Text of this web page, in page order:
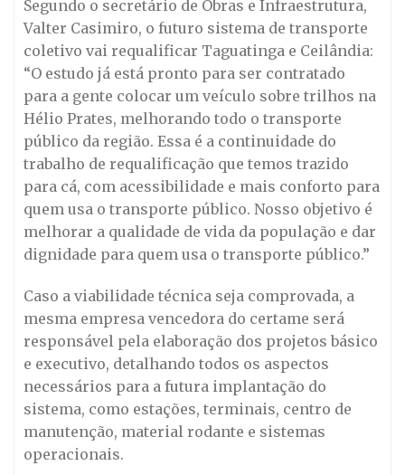
Segundo o secretário de Obras e Infraestrutura,
Valter Casimiro, o futuro sistema de transporte
coletivo vai requalificar Taguatinga e Ceilândia:
“O estudo já está pronto para ser contratado
para a gente colocar um veículo sobre trilhos na
Hélio Prates, melhorando todo o transporte
público da região. Essa é a continuidade do
trabalho de requalificação que temos trazido
para cá, com acessibilidade e mais conforto para
quem usa o transporte público. Nosso objetivo é
melhorar a qualidade de vida da população e dar
dignidade para quem usa o transporte público.”
Caso a viabilidade técnica seja comprovada, a
mesma empresa vencedora do certame será
responsável pela elaboração dos projetos básico
e executivo, detalhando todos os aspectos
necessários para a futura implantação do
sistema, como estações, terminais, centro de
manutenção, material rodante e sistemas
operacionais.